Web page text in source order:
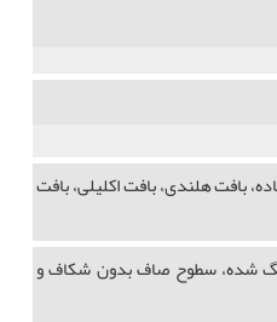
بافت هلندی، بافت اکلیلی، بافت
شده، سطوح صاف بدون شکاف و